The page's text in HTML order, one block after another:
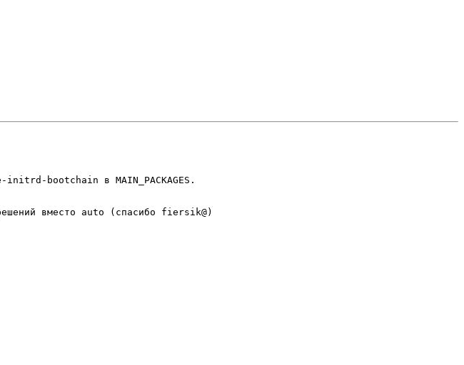
bootchain в MAIN_PACKAGES.
вместо auto (спасибо fiersik@)